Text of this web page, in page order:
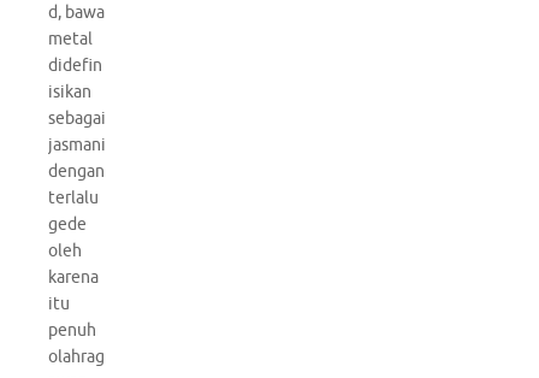
d, bawa
metal
didefin
isikan
sebagai
jasmani
dengan
terlalu
gede
oleh
karena
itu
penuh
olahrag